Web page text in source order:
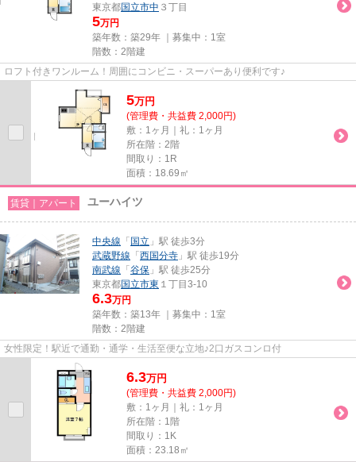
東京都国立市中 ３丁目
5万円
築年数：築29年 ｜募集中： 1室
階数：2階建
ロフト付きワンルーム！周囲にコンビニ・スーパーあり便利です♪
5万円
(管理費・共益費 2,000円)
敷：1ヶ月｜礼：1ヶ月
所在階：2階
間取り：1R
面積：18.69㎡
賃貸｜アパート ユーハイツ
中央線 「 国立 」駅 徒歩3分
武蔵野線 「 西国分寺 」駅 徒歩19分
南武線 「 谷保 」駅 徒歩25分
東京都国立市東 １丁目3-10
6.3万円
築年数：築13年 ｜募集中： 1室
階数：2階建
女性限定！駅近で通勤・通学・生活至便な立地♪2口ガスコンロ付
6.3万円
(管理費・共益費 2,000円)
敷：1ヶ月｜礼：1ヶ月
所在階：1階
間取り：1K
面積：23.18㎡